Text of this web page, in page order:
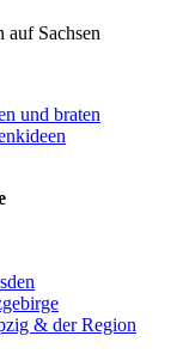
und braten
& der Region